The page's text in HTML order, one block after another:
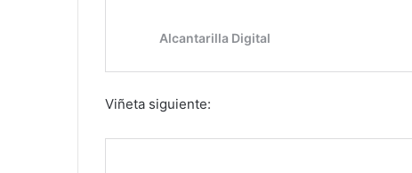
Viñeta siguiente: